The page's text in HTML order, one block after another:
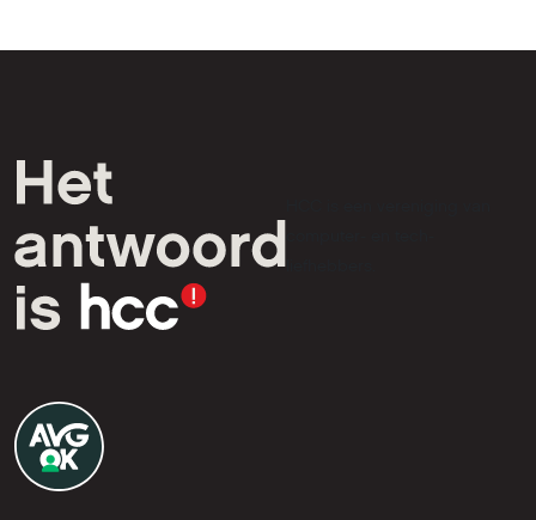
liefhebbers.